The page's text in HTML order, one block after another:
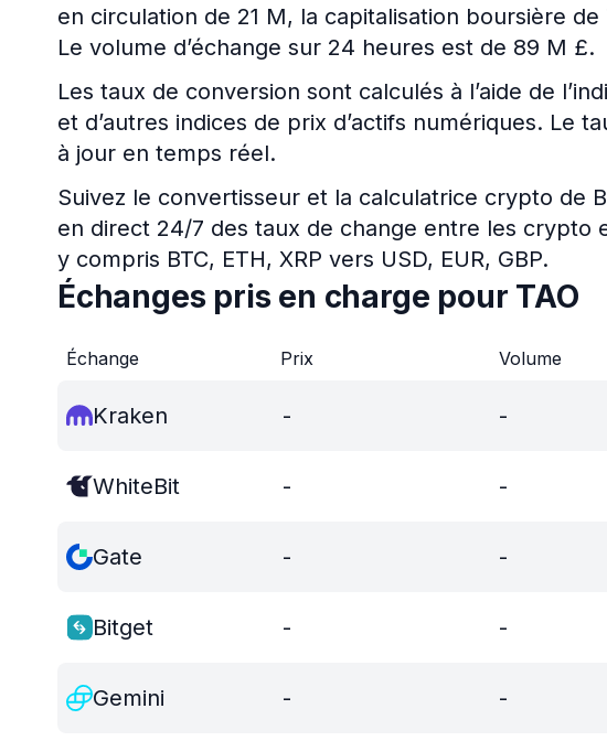
en circulation de 21 M, la capitalisation boursière de
Le volume d’échange sur 24 heures est de 89 M £.
Les taux de conversion sont calculés à l’aide de
et d’autres indices de prix d’actifs numériques. Le
à jour en temps réel.
Suivez le convertisseur et la calculatrice crypto de
en direct 24/7 des taux de change entre les crypto
y compris BTC, ETH, XRP vers USD, EUR, GBP.
Échanges pris en charge pour TAO
Échange Prix Volume
Kraken - -
WhiteBit - -
Gate - -
Bitget - -
Gemini - -